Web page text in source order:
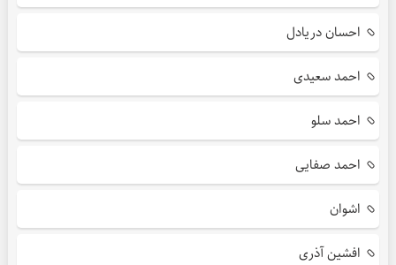
احسان دریادل
احمد سعیدی
احمد سلو
احمد صفایی
اشوان
افشین آذری